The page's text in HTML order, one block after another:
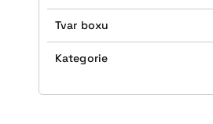
Tvar boxu
Kategorie